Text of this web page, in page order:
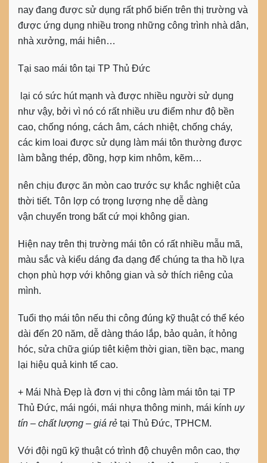
nay đang được sử dụng rất phổ biến trên thị trường và
được ứng dụng nhiều trong những công trình nhà dân,
nhà xưởng, mái hiên…
Tại sao mái tôn tại TP Thủ Đức
lại có sức hút mạnh và được nhiều người sử dụng
như vậy, bởi vì nó có rất nhiều ưu điểm như độ bền
cao, chống nóng, cách âm, cách nhiệt, chống cháy,
các kim loai được sử dụng làm mái tôn thường được
làm bằng thép, đồng, hợp kim nhôm, kẽm…
nên chịu được ăn mòn cao trước sự khắc nghiệt của
thời tiết. Tôn lợp có trọng lượng nhẹ dễ dàng
vận chuyển trong bất cứ mọi không gian.
Hiện nay trên thị trường mái tôn có rất nhiều mẫu mã,
màu sắc và kiểu dáng đa dạng để chúng ta tha hồ lựa
chọn phù hợp với không gian và sở thích riêng của
mình.
Tuổi thọ mái tôn nếu thi công đúng kỹ thuật có thể kéo
dài đến 20 năm, dễ dàng tháo lắp, bảo quản, ít hỏng
hóc, sửa chữa giúp tiêt kiệm thời gian, tiền bạc, mang
lại hiệu quả kinh tế cao.
+ Mái Nhà Đẹp là đơn vị thi công làm mái tôn tại TP
Thủ Đức, mái ngói, mái nhựa thông minh, mái kính uy
tín – chất lượng – giá rẻ tại Thủ Đức, TPHCM.
Với đội ngũ kỹ thuật có trình độ chuyên môn cao, thợ